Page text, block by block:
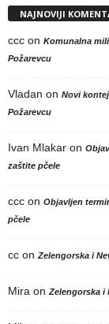
NAJNOVIJI
ccc on Komunalna
Požarevcu
Vladan on Novi
Požarevcu
Ivan Mlakar on
zaštite pčele
ccc on Objavljen
pčele
cc on Zelengorska i
Mira on Zelengorska i